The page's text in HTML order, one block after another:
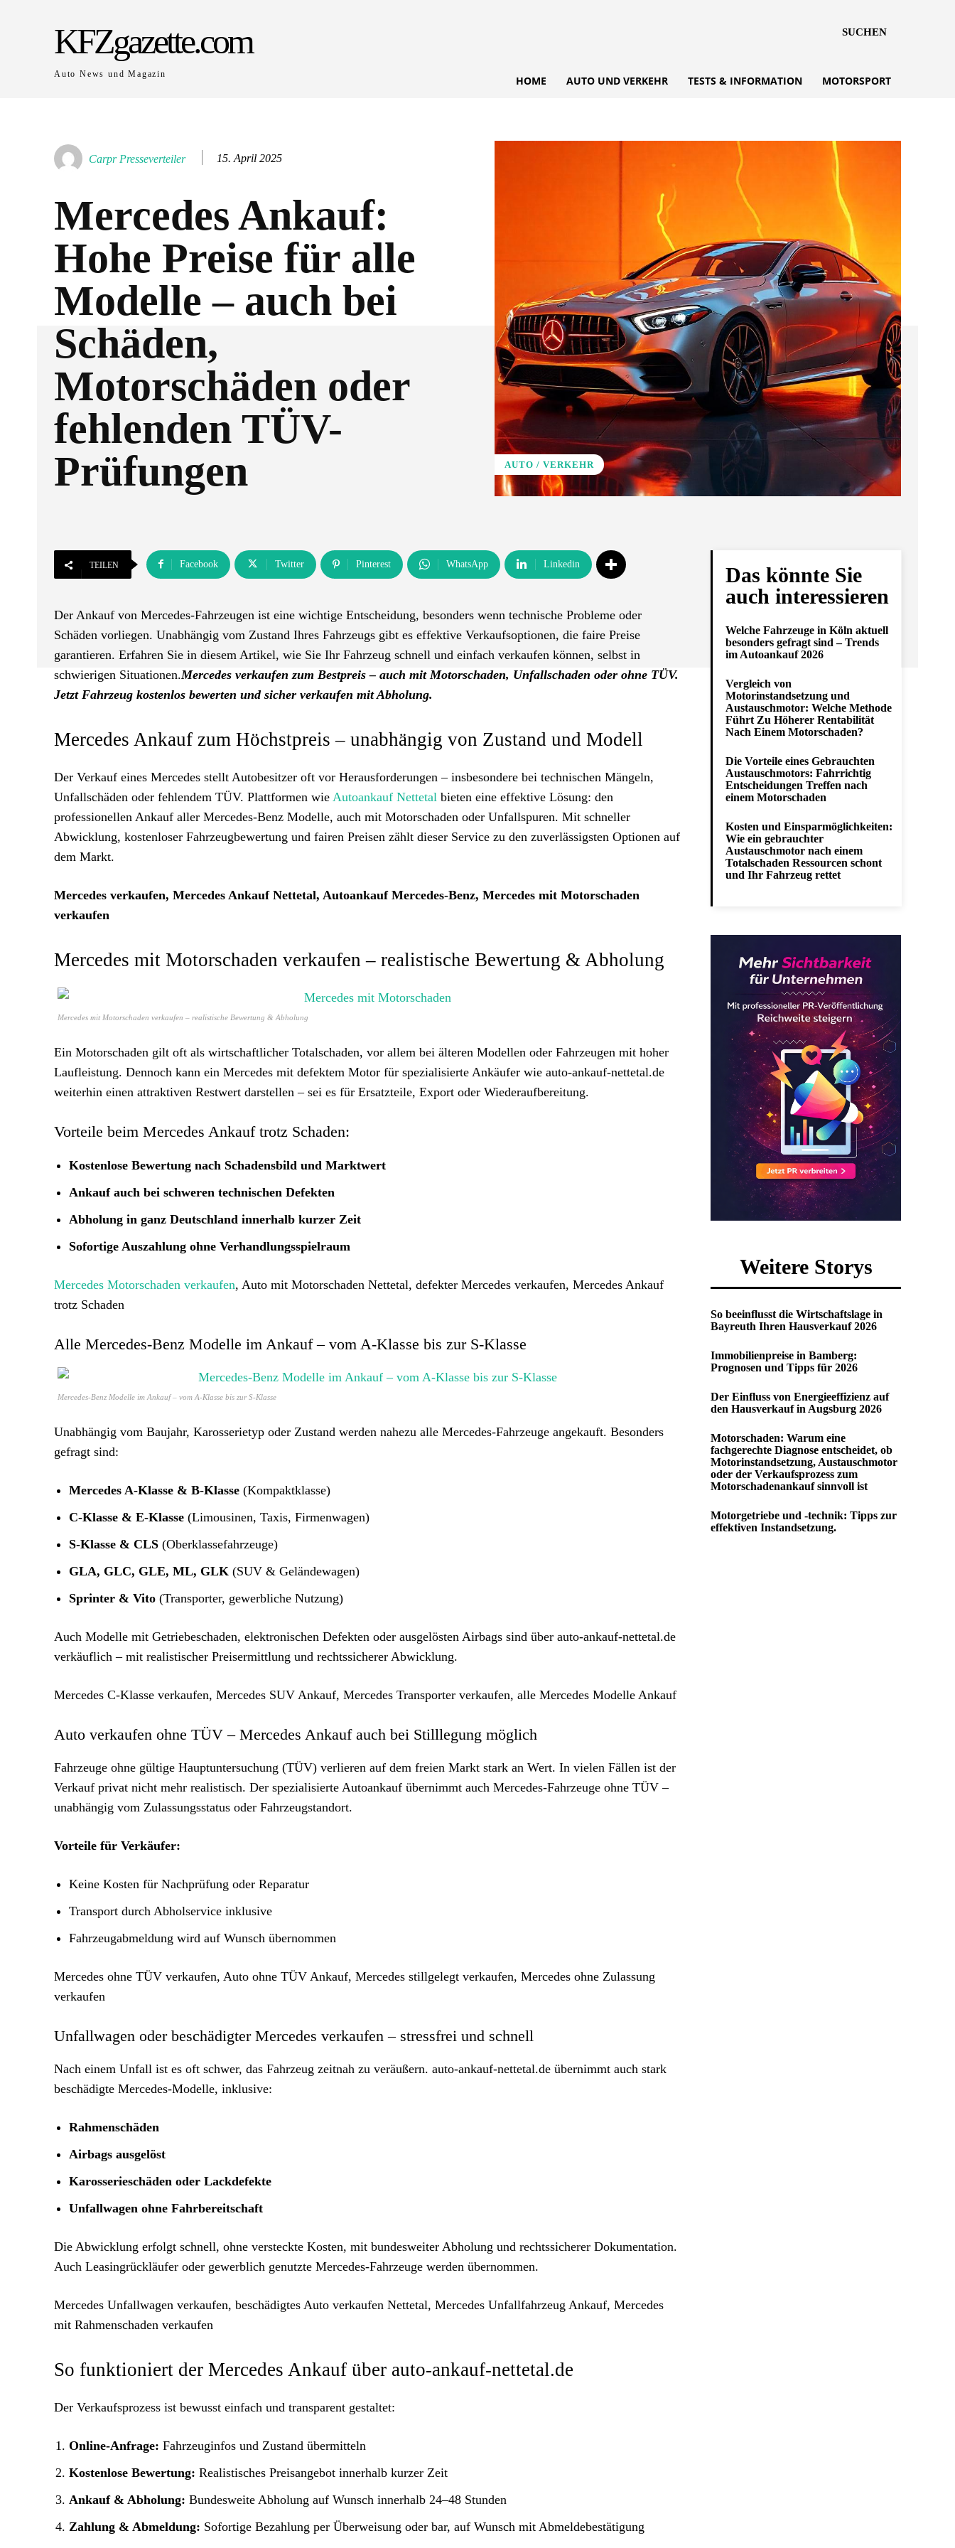
KFZgazette.com
Auto News und Magazin
SUCHEN
HOME AUTO UND VERKEHR TESTS & INFORMATION MOTORSPORT
Carpr Presseverteiler 15. April 2025
Mercedes Ankauf:
Hohe Preise für alle
Modelle – auch bei
Schäden,
Motorschäden oder
fehlenden TÜV-
Prüfungen
AUTO / VERKEHR
TEILEN Facebook Twitter Pinterest WhatsApp Linkedin
Der Ankauf von Mercedes-Fahrzeugen ist eine wichtige Entscheidung, besonders wenn technische Probleme oder
Schäden vorliegen. Unabhängig vom Zustand Ihres Fahrzeugs gibt es effektive Verkaufsoptionen, die faire Preise
garantieren. Erfahren Sie in diesem Artikel, wie Sie Ihr Fahrzeug schnell und einfach verkaufen können, selbst in
schwierigen Situationen.Mercedes verkaufen zum Bestpreis – auch mit Motorschaden, Unfallschaden oder ohne TÜV.
Jetzt Fahrzeug kostenlos bewerten und sicher verkaufen mit Abholung.
Mercedes Ankauf zum Höchstpreis – unabhängig von Zustand und Modell
Der Verkauf eines Mercedes stellt Autobesitzer oft vor Herausforderungen – insbesondere bei technischen Mängeln,
Unfallschäden oder fehlendem TÜV. Plattformen wie Autoankauf Nettetal bieten eine effektive Lösung: den
professionellen Ankauf aller Mercedes-Benz Modelle, auch mit Motorschaden oder Unfallspuren. Mit schneller
Abwicklung, kostenloser Fahrzeugbewertung und fairen Preisen zählt dieser Service zu den zuverlässigsten Optionen auf
dem Markt.
Mercedes verkaufen, Mercedes Ankauf Nettetal, Autoankauf Mercedes-Benz, Mercedes mit Motorschaden
verkaufen
Mercedes mit Motorschaden verkaufen – realistische Bewertung & Abholung
Mercedes mit Motorschaden verkaufen – realistische Bewertung & Abholung
Ein Motorschaden gilt oft als wirtschaftlicher Totalschaden, vor allem bei älteren Modellen oder Fahrzeugen mit hoher
Laufleistung. Dennoch kann ein Mercedes mit defektem Motor für spezialisierte Ankäufer wie auto-ankauf-nettetal.de
weiterhin einen attraktiven Restwert darstellen – sei es für Ersatzteile, Export oder Wiederaufbereitung.
Vorteile beim Mercedes Ankauf trotz Schaden:
Kostenlose Bewertung nach Schadensbild und Marktwert
Ankauf auch bei schweren technischen Defekten
Abholung in ganz Deutschland innerhalb kurzer Zeit
Sofortige Auszahlung ohne Verhandlungsspielraum
Mercedes Motorschaden verkaufen, Auto mit Motorschaden Nettetal, defekter Mercedes verkaufen, Mercedes Ankauf
trotz Schaden
Alle Mercedes-Benz Modelle im Ankauf – vom A-Klasse bis zur S-Klasse
Mercedes-Benz Modelle im Ankauf – vom A-Klasse bis zur S-Klasse
Unabhängig vom Baujahr, Karosserietyp oder Zustand werden nahezu alle Mercedes-Fahrzeuge angekauft. Besonders
gefragt sind:
Mercedes A-Klasse & B-Klasse (Kompaktklasse)
C-Klasse & E-Klasse (Limousinen, Taxis, Firmenwagen)
S-Klasse & CLS (Oberklassefahrzeuge)
GLA, GLC, GLE, ML, GLK (SUV & Geländewagen)
Sprinter & Vito (Transporter, gewerbliche Nutzung)
Auch Modelle mit Getriebeschaden, elektronischen Defekten oder ausgelösten Airbags sind über auto-ankauf-nettetal.de
verkäuflich – mit realistischer Preisermittlung und rechtssicherer Abwicklung.
Mercedes C-Klasse verkaufen, Mercedes SUV Ankauf, Mercedes Transporter verkaufen, alle Mercedes Modelle Ankauf
Auto verkaufen ohne TÜV – Mercedes Ankauf auch bei Stilllegung möglich
Fahrzeuge ohne gültige Hauptuntersuchung (TÜV) verlieren auf dem freien Markt stark an Wert. In vielen Fällen ist der
Verkauf privat nicht mehr realistisch. Der spezialisierte Autoankauf übernimmt auch Mercedes-Fahrzeuge ohne TÜV –
unabhängig vom Zulassungsstatus oder Fahrzeugstandort.
Vorteile für Verkäufer:
Keine Kosten für Nachprüfung oder Reparatur
Transport durch Abholservice inklusive
Fahrzeugabmeldung wird auf Wunsch übernommen
Mercedes ohne TÜV verkaufen, Auto ohne TÜV Ankauf, Mercedes stillgelegt verkaufen, Mercedes ohne Zulassung
verkaufen
Unfallwagen oder beschädigter Mercedes verkaufen – stressfrei und schnell
Nach einem Unfall ist es oft schwer, das Fahrzeug zeitnah zu veräußern. auto-ankauf-nettetal.de übernimmt auch stark
beschädigte Mercedes-Modelle, inklusive:
Rahmenschäden
Airbags ausgelöst
Karosserieschäden oder Lackdefekte
Unfallwagen ohne Fahrbereitschaft
Die Abwicklung erfolgt schnell, ohne versteckte Kosten, mit bundesweiter Abholung und rechtssicherer Dokumentation.
Auch Leasingrückläufer oder gewerblich genutzte Mercedes-Fahrzeuge werden übernommen.
Mercedes Unfallwagen verkaufen, beschädigtes Auto verkaufen Nettetal, Mercedes Unfallfahrzeug Ankauf, Mercedes
mit Rahmenschaden verkaufen
So funktioniert der Mercedes Ankauf über auto-ankauf-nettetal.de
Der Verkaufsprozess ist bewusst einfach und transparent gestaltet:
Online-Anfrage: Fahrzeuginfos und Zustand übermitteln
Kostenlose Bewertung: Realistisches Preisangebot innerhalb kurzer Zeit
Ankauf & Abholung: Bundesweite Abholung auf Wunsch innerhalb 24–48 Stunden
Zahlung & Abmeldung: Sofortige Bezahlung per Überweisung oder bar, auf Wunsch mit Abmeldebestätigung
Das könnte Sie
auch interessieren
Welche Fahrzeuge in Köln aktuell
besonders gefragt sind – Trends
im Autoankauf 2026
Vergleich von
Motorinstandsetzung und
Austauschmotor: Welche Methode
Führt Zu Höherer Rentabilität
Nach Einem Motorschaden?
Die Vorteile eines Gebrauchten
Austauschmotors: Fahrrichtig
Entscheidungen Treffen nach
einem Motorschaden
Kosten und Einsparmöglichkeiten:
Wie ein gebrauchter
Austauschmotor nach einem
Totalschaden Ressourcen schont
und Ihr Fahrzeug rettet
Weitere Storys
So beeinflusst die Wirtschaftslage in
Bayreuth Ihren Hausverkauf 2026
Immobilienpreise in Bamberg:
Prognosen und Tipps für 2026
Der Einfluss von Energieeffizienz auf
den Hausverkauf in Augsburg 2026
Motorschaden: Warum eine
fachgerechte Diagnose entscheidet, ob
Motorinstandsetzung, Austauschmotor
oder der Verkaufsprozess zum
Motorschadenankauf sinnvoll ist
Motorgetriebe und -technik: Tipps zur
effektiven Instandsetzung.